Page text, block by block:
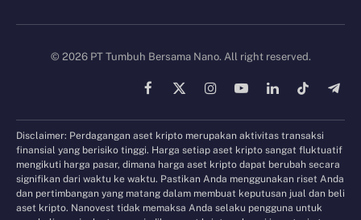
© 2026 PT Tumbuh Bersama Nano. All right reserved.
Facebook
X
InstagramYouTubeLinkedInTikTok
Disclaimer: Perdagangan aset kripto merupakan aktivitas transaksi
finansial yang berisiko tinggi. Harga setiap aset kripto sangat fluktuatif
mengikuti harga pasar, dimana harga aset kripto dapat berubah secara
signifikan dari waktu ke waktu. Pastikan Anda menggunakan riset Anda
dan pertimbangan yang matang dalam membuat keputusan jual dan beli
aset kripto. Nanovest tidak memaksa Anda selaku pengguna untuk